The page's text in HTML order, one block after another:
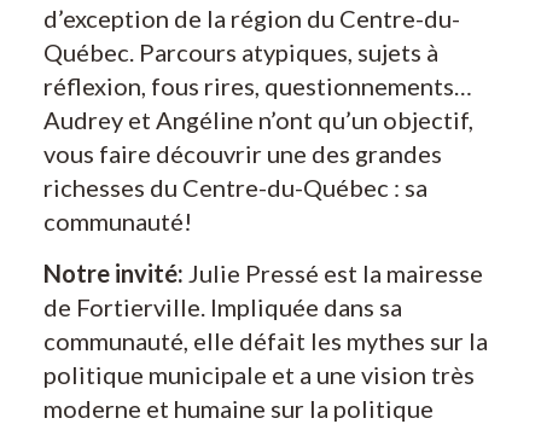
d’exception de la région du Centre-du-
Québec. Parcours atypiques, sujets à
réflexion, fous rires, questionnements…
Audrey et Angéline n’ont qu’un objectif,
vous faire découvrir une des grandes
richesses du Centre-du-Québec : sa
communauté!
Notre invité: Julie Pressé est la mairesse
de Fortierville. Impliquée dans sa
communauté, elle défait les mythes sur la
politique municipale et a une vision très
moderne et humaine sur la politique